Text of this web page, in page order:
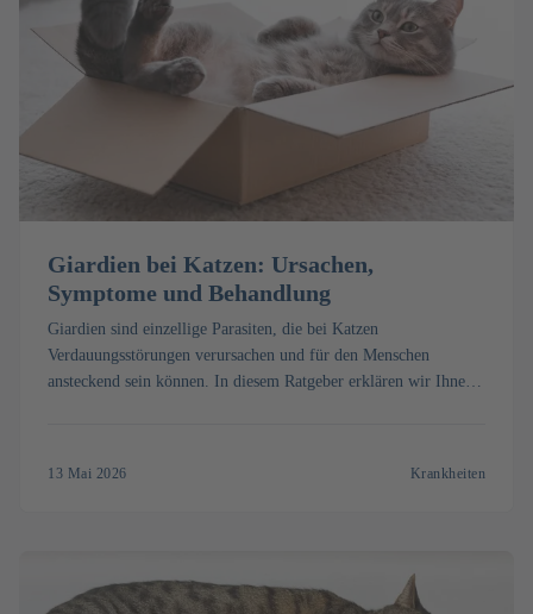
Giardien bei Katzen: Ursachen,
Symptome und Behandlung
Giardien sind einzellige Parasiten, die bei Katzen
Verdauungsstörungen verursachen und für den Menschen
ansteckend sein können. In diesem Ratgeber erklären wir Ihnen,
13 Mai 2026 Krankheiten